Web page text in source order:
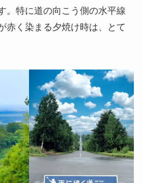
。特に道の向こう側の水平線
赤く染まる夕焼け時は、とて